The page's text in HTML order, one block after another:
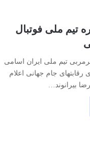
35 نفره تیم ملی فوتبال
تیم ملی ایران اسامی
رقابتهای جام جهانی اعلام
بیرانوند…